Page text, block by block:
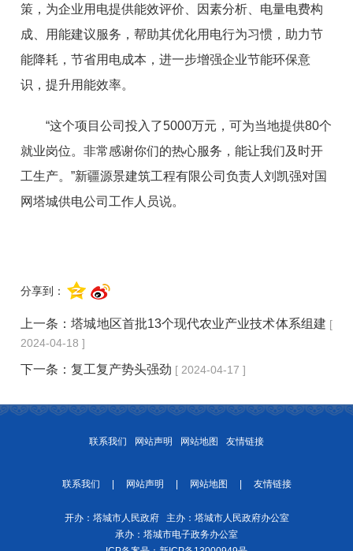
策，为企业用电提供能效评价、因素分析、电量电费构
成、用能建议服务，帮助其优化用电行为习惯，助力节
能降耗，节省用电成本，进一步增强企业节能环保意
识，提升用能效率。
“这个项目公司投入了5000万元，可为当地提供80个
就业岗位。非常感谢你们的热心服务，能让我们及时开
工生产。”新疆源景建筑工程有限公司负责人刘凯强对国
网塔城供电公司工作人员说。
分享到：
上一条：塔城地区首批13个现代农业产业技术体系组建 [
2024-04-18 ]
下一条：复工复产势头强劲 [ 2024-04-17 ]
联系我们 网站声明 网站地图 友情链接
联系我们 | 网站声明 | 网站地图 | 友情链接
开办：塔城市人民政府 主办：塔城市人民政府办公室
承办：塔城市电子政务办公室